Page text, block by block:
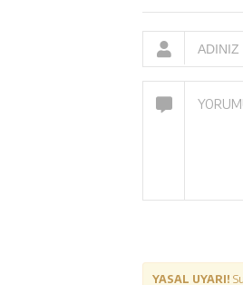
YASAL UYARI!